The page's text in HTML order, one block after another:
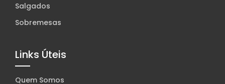
Salgados
Sobremesas
Links Úteis
Quem Somos